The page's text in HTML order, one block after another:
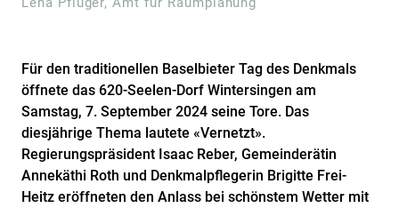
Für den traditionellen Baselbieter Tag des Denkmals
öffnete das 620-Seelen-Dorf Wintersingen am
Samstag, 7. September 2024 seine Tore. Das
diesjährige Thema lautete «Vernetzt».
Regierungspräsident Isaac Reber, Gemeinderätin
Annekäthi Roth und Denkmalpflegerin Brigitte Frei-
Heitz eröffneten den Anlass bei schönstem Wetter mit